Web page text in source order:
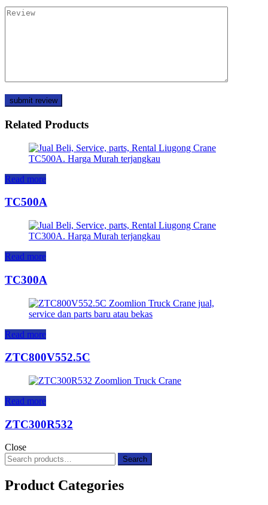
Related Products
Read more
TC500A
Read more
TC300A
Read more
ZTC800V552.5C
Read more
ZTC300R532
Close
Search
for:
Search
Product Categories